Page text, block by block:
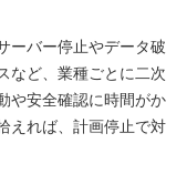
ーバー停止やデータ破
など、業種ごとに二次
や安全確認に時間がか
えれば、計画停止で対